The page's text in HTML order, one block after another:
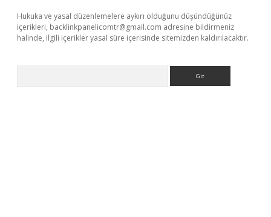
Hukuka ve yasal düzenlemelere aykırı olduğunu düşündüğünüz
içerikleri, backlinkpanelicomtr@gmail.com adresine bildirmeniz
halinde, ilgili içerikler yasal süre içerisinde sitemizden kaldırılacaktır.